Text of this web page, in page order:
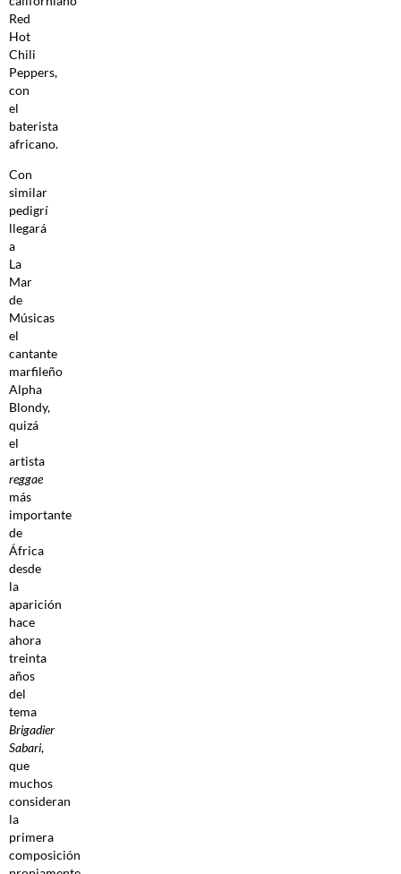
Red
Hot
Chili
Peppers,
con
el
baterista
africano.
Con
similar
pedigrí
llegará
a
La
Mar
de
Músicas
el
cantante
marfileño
Alpha
Blondy,
quizá
el
artista
reggae
más
importante
de
África
desde
la
aparición
hace
ahora
treinta
años
del
tema
Brigadier
Sabari,
que
muchos
consideran
la
primera
composición